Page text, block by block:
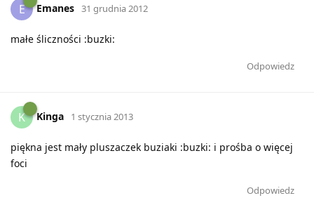
E Emanes 31 grudnia 2012
małe śliczności :buzki:
Odpowiedz
K Kinga 1 stycznia 2013
piękna jest mały pluszaczek buziaki :buzki: i prośba o więcej
foci
Odpowiedz